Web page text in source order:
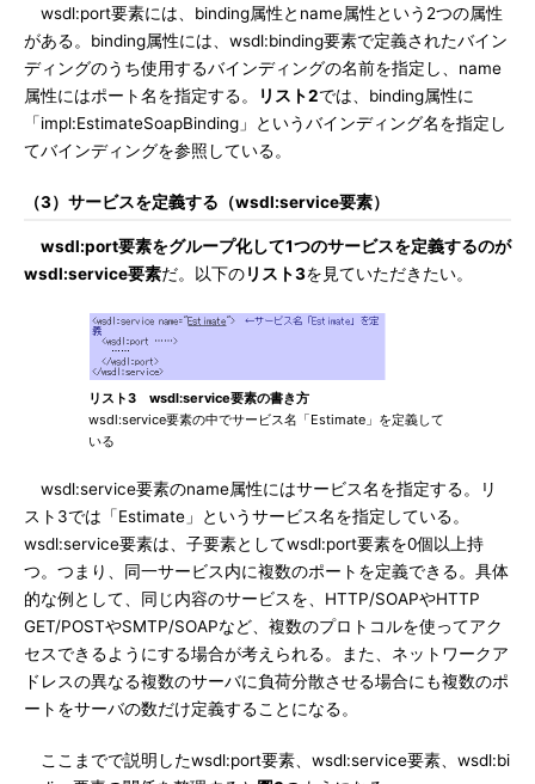
wsdl:port要素には、binding属性とname属性という2つの属性
がある。binding属性には、wsdl:binding要素で定義されたバイン
ディングのうち使用するバインディングの名前を指定し、name
属性にはポート名を指定する。
リスト2では、binding属性に
「impl:EstimateSoapBinding」というバインディング名を指定し
てバインディングを参照している。
（3）サービスを定義する（wsdl:service要素）
wsdl:port要素をグループ化して1つのサービスを定義するのが
wsdl:service要素だ。以下のリスト3を見ていただきたい。
リスト3 wsdl:service要素の書き方
wsdl:service要素の中でサービス名「Estimate」を定義して
いる
wsdl:service要素のname属性にはサービス名を指定する。リ
スト3では「Estimate」というサービス名を指定している。
wsdl:service要素は、子要素としてwsdl:port要素を0個以上持
つ。つまり、同一サービス内に複数のポートを定義できる。具体
的な例として、同じ内容のサービスを、HTTP/SOAPやHTTP
GET/POSTやSMTP/SOAPなど、複数のプロトコルを使ってアク
セスできるようにする場合が考えられる。また、ネットワークア
ドレスの異なる複数のサーバに負荷分散させる場合にも複数のポ
ートをサーバの数だけ定義することになる。
ここまでで説明したwsdl:port要素、wsdl:service要素、wsdl:bi